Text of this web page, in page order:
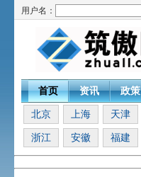
用户名：
首页 资讯 政策
北京 上海 天津
浙江 安徽 福建